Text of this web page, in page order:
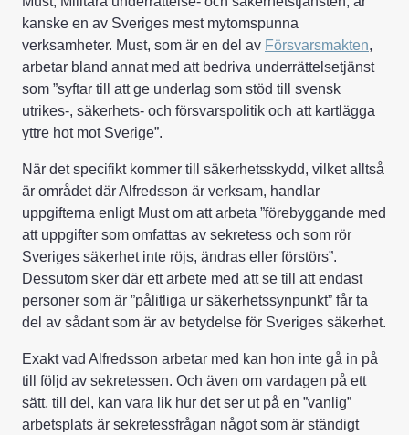
kanske en av Sveriges mest mytomspunna
verksamheter. Must, som är en del av Försvarsmakten,
arbetar bland annat med att bedriva underrättelsetjänst
som ”syftar till att ge underlag som stöd till svensk
utrikes-, säkerhets- och försvarspolitik och att kartlägga
yttre hot mot Sverige”.
När det specifikt kommer till säkerhetsskydd, vilket alltså
är området där Alfredsson är verksam, handlar
uppgifterna enligt Must om att arbeta ”förebyggande med
att uppgifter som omfattas av sekretess och som rör
Sveriges säkerhet inte röjs, ändras eller förstörs”.
Dessutom sker där ett arbete med att se till att endast
personer som är ”pålitliga ur säkerhetssynpunkt” får ta
del av sådant som är av betydelse för Sveriges säkerhet.
Exakt vad Alfredsson arbetar med kan hon inte gå in på
till följd av sekretessen. Och även om vardagen på ett
sätt, till del, kan vara lik hur det ser ut på en ”vanlig”
arbetsplats är sekretessfrågan något som är ständigt